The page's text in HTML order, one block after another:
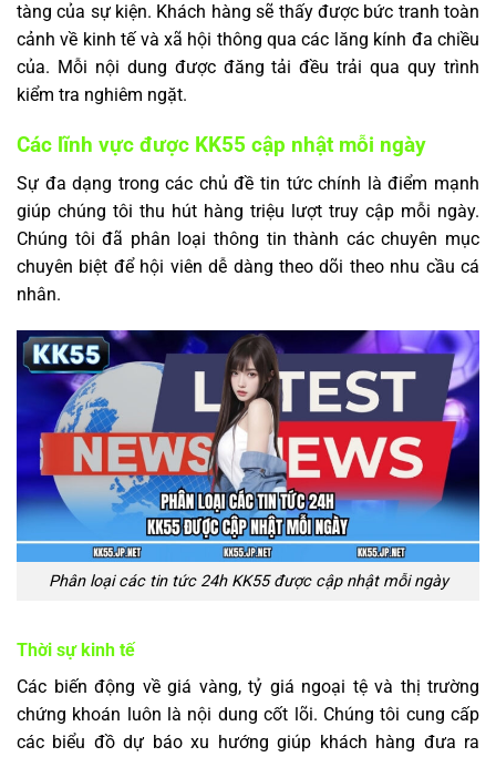
tàng của sự kiện. Khách hàng sẽ thấy được bức tranh toàn
cảnh về kinh tế và xã hội thông qua các lăng kính đa chiều
của. Mỗi nội dung được đăng tải đều trải qua quy trình
kiểm tra nghiêm ngặt.
Các lĩnh vực được KK55 cập nhật mỗi ngày
Sự đa dạng trong các chủ đề tin tức chính là điểm mạnh
giúp chúng tôi thu hút hàng triệu lượt truy cập mỗi ngày.
Chúng tôi đã phân loại thông tin thành các chuyên mục
chuyên biệt để hội viên dễ dàng theo dõi theo nhu cầu cá
nhân.
Phân loại các tin tức 24h KK55 được cập nhật mỗi ngày
Thời sự kinh tế
Các biến động về giá vàng, tỷ giá ngoại tệ và thị trường
chứng khoán luôn là nội dung cốt lõi. Chúng tôi cung cấp
các biểu đồ dự báo xu hướng giúp khách hàng đưa ra